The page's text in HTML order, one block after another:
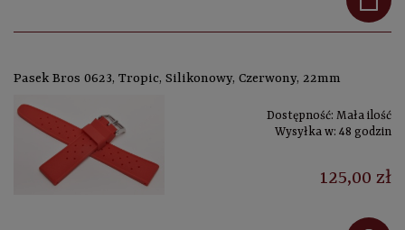
Pasek Bros 0623, Tropic, Silikonowy, Czerwony, 22mm
Dostępność: Mała ilość
Wysyłka w: 48 godzin
125,00 zł